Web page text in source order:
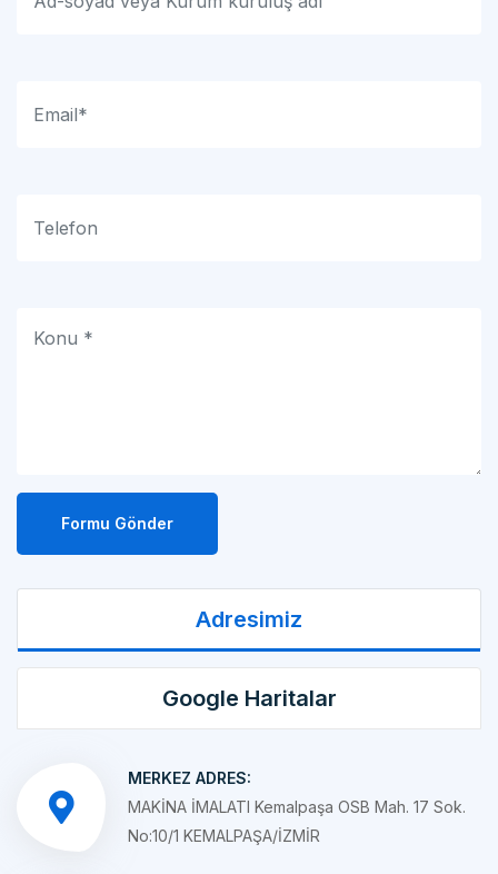
Formu Gönder
Adresimiz
Google Haritalar
MERKEZ ADRES:
MAKİNA İMALATI Kemalpaşa OSB Mah. 17 Sok.
No:10/1 KEMALPAŞA/İZMİR